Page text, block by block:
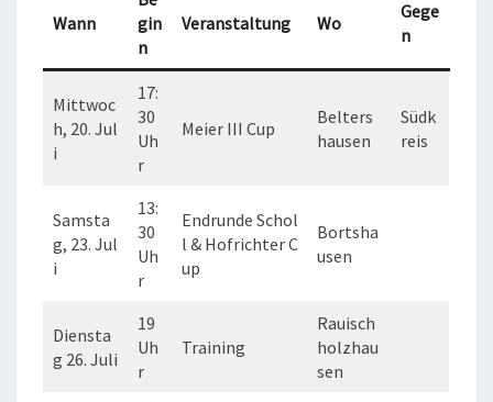
Wann
gin
n
Veranstaltung Wo
Gege
n
Mittwoc
h, 20. Jul
i
17:
30
Uh
r
Meier III Cup
Belters
hausen
Südk
reis
Samsta
g, 23. Jul
i
13:
30
Uh
r
Endrunde Schol
l & Hofrichter C
up
Bortsha
usen
Diensta
g 26. Juli
19
Uh
r
Training
Rauisch
holzhau
sen